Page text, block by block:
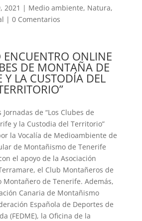
2021 | Medio ambiente, Natura,
| 0 Comentarios
ENCUENTRO ONLINE
DE MONTAÑA DE
Y LA CUSTODÍA DEL
de “Los Clubes de
y la Custodia del Territorio”
la Vocalía de Medioambiente de
de Montañismo de Tenerife
el apoyo de la Asociación
el Club Montañeros de
Montañero de Tenerife. Además,
Canaria de Montañismo
Española de Deportes de
(FEDME), la Oficina de la